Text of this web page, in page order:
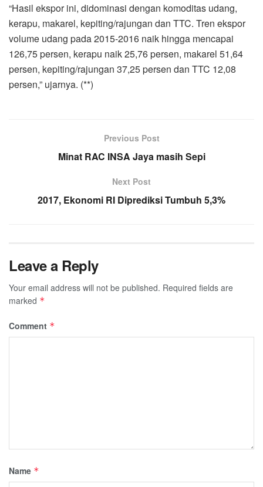
“Hasil ekspor ini, didominasi dengan komoditas udang,
kerapu, makarel, kepiting/rajungan dan TTC. Tren ekspor
volume udang pada 2015-2016 naik hingga mencapai
126,75 persen, kerapu naik 25,76 persen, makarel 51,64
persen, kepiting/rajungan 37,25 persen dan TTC 12,08
persen,” ujarnya. (**)
Previous Post
Minat RAC INSA Jaya masih Sepi
Next Post
2017, Ekonomi RI Diprediksi Tumbuh 5,3%
Leave a Reply
Your email address will not be published. Required fields are
marked *
Comment *
Name *